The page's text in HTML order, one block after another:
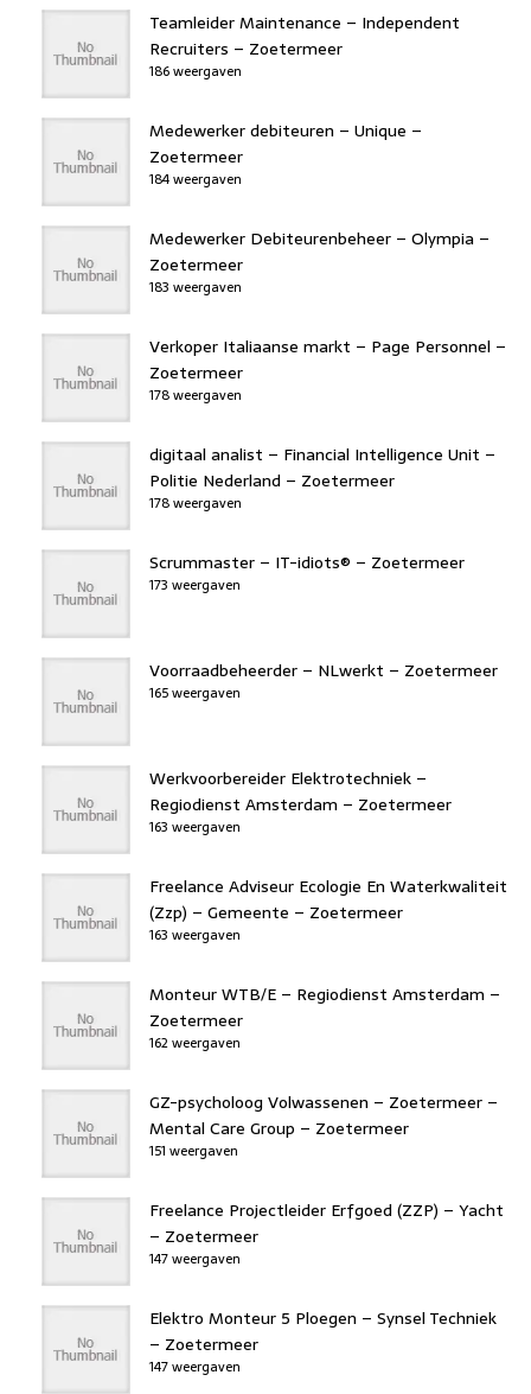
Teamleider Maintenance – Independent
Recruiters – Zoetermeer
186 weergaven
Medewerker debiteuren – Unique –
Zoetermeer
184 weergaven
Medewerker Debiteurenbeheer – Olympia –
Zoetermeer
183 weergaven
Verkoper Italiaanse markt – Page Personnel –
Zoetermeer
178 weergaven
digitaal analist – Financial Intelligence Unit –
Politie Nederland – Zoetermeer
178 weergaven
Scrummaster – IT-idiots® – Zoetermeer
173 weergaven
Voorraadbeheerder – NLwerkt – Zoetermeer
165 weergaven
Werkvoorbereider Elektrotechniek –
Regiodienst Amsterdam – Zoetermeer
163 weergaven
Freelance Adviseur Ecologie En Waterkwaliteit
(Zzp) – Gemeente – Zoetermeer
163 weergaven
Monteur WTB/E – Regiodienst Amsterdam –
Zoetermeer
162 weergaven
GZ-psycholoog Volwassenen – Zoetermeer –
Mental Care Group – Zoetermeer
151 weergaven
Freelance Projectleider Erfgoed (ZZP) – Yacht
– Zoetermeer
147 weergaven
Elektro Monteur 5 Ploegen – Synsel Techniek
– Zoetermeer
147 weergaven